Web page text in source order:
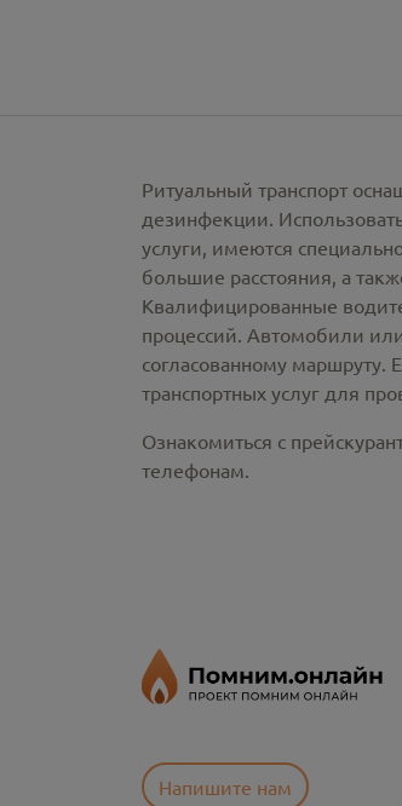
Ритуальный транспорт
дезинфекции.
услуги, имеются
большие расстояния, а
Квалифицированные
процессий. Автомобили
согласованному маршруту.
транспортных услуг для
Ознакомиться с
телефонам.
Напишите нам